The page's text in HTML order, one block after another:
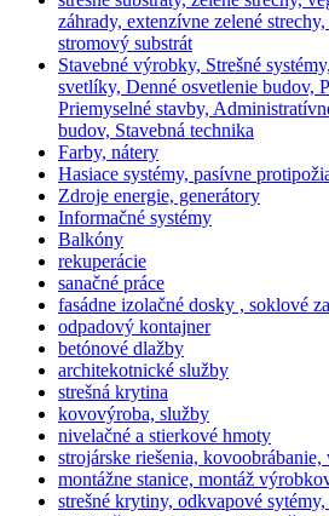
záhrady, extenzívne zelené
stromový substrát
Stavebné výrobky, Strešné
svetlíky, Denné osvetlenie budov,
Priemyselné stavby,
budov, Stavebná technika
Farby, nátery
Hasiace systémy, pasívne
Zdroje energie, generátory
Informačné systémy
Balkóny
rekuperácie
sanačné práce
fasádne izolačné dosky , soklové
odpadový kontajner
betónové dlažby
architekotnické služby
strešná krytina
kovovýroba, služby
nivelačné a stierkové hmoty
strojárske riešenia,
montážne stanice, montáž
strešné krytiny, odkvapové